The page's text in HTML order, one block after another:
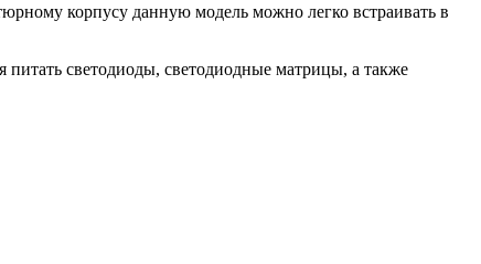
корпусу данную модель можно легко встраивать в
светодиоды, светодиодные матрицы, а также